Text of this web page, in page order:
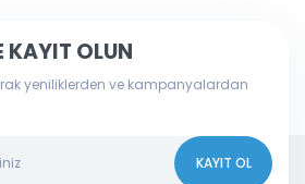
KAYIT OLUN
yeniliklerden ve kampanyalardan
KAYIT OL